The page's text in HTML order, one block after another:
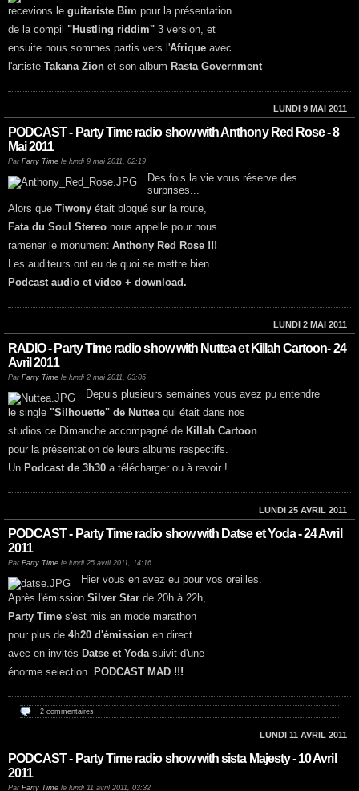
recevions le guitariste Bim pour la présentation
de la compil "Hustling riddim" 3 version, et
ensuite nous sommes partis vers l'Afrique avec
l'artiste Takana Zion et son album Rasta Government
LUNDI 9 MAI 2011
PODCAST - Party Time radio show with Anthony Red Rose - 8
Mai 2011
Par Party Time le lundi 9 mai 2011, 02:19
Des fois la vie vous réserve des
surprises...
Alors que Tiwony était bloqué sur la route,
Fata du Soul Stereo nous appelle pour nous
ramener le monument Anthony Red Rose !!!
Les auditeurs ont eu de quoi se mettre bien.
Podcast audio et video + download.
LUNDI 2 MAI 2011
RADIO - Party Time radio show with Nuttea et Killah Cartoon- 24
Avril 2011
Par Party Time le lundi 2 mai 2011, 03:05
Depuis plusieurs semaines vous avez pu entendre
le single "Silhouette" de Nutteaqui était dans nos
studios ce Dimanche accompagné de Killah Cartoon
pour la présentation de leurs albums respectifs.
Un Podcast de 3h30 a télécharger ou à revoir !
LUNDI 25 AVRIL 2011
PODCAST - Party Time radio show with Datse et Yoda - 24 Avril
2011
Par Party Time le lundi 25 avril 2011, 14:16
Hier vous en avez eu pour vos oreilles.
Après l'émission Silver Star de 20h à 22h,
Party Time s'est mis en mode marathon
pour plus de 4h20 d'émission en direct
avec en invités Datse et Yodasuivit d'une
énorme selection. PODCAST MAD !!!
2 commentaires
LUNDI 11 AVRIL 2011
PODCAST - Party Time radio show with sista Majesty - 10 Avril
2011
Par Party Time le lundi 11 avril 2011, 03:32